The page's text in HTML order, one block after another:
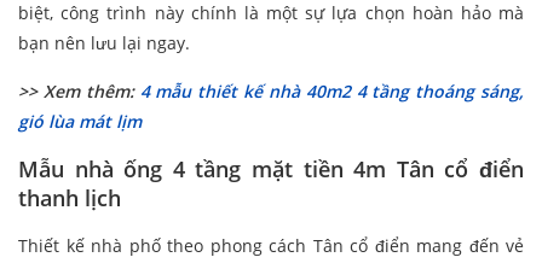
biệt, công trình này chính là một sự lựa chọn hoàn hảo mà
bạn nên lưu lại ngay.
>> Xem thêm: 4 mẫu thiết kế nhà 40m2 4 tầng thoáng sáng,
gió lùa mát lịm
Mẫu nhà ống 4 tầng mặt tiền 4m Tân cổ điển
thanh lịch
Thiết kế nhà phố theo phong cách Tân cổ điển mang đến vẻ